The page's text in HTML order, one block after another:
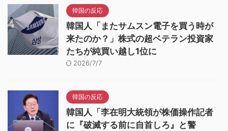
韓国の反応
韓国人「またサムスン電子を買う時が
来たのか？」株式の超ベテラン投資家
たちが純買い越し1位に
2026/7/7
韓国の反応
韓国人「李在明大統領が株価操作記者
に『破滅する前に自首しろ』と警